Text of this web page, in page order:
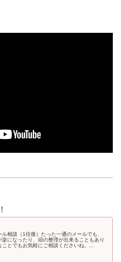
ル相談（1往復）たった一通のメールでも、
楽になったり、頭の整理が出来ることもあり
ことでもお気軽にご相談くださいね。...